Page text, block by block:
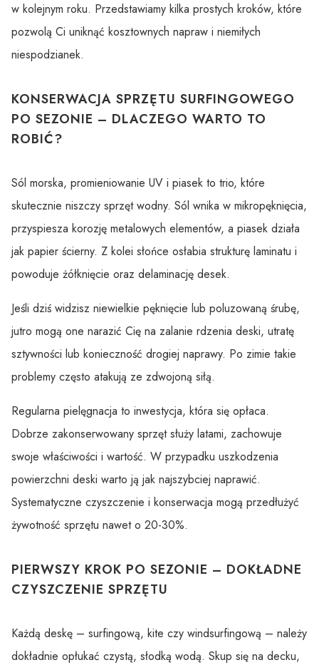
w kolejnym roku. Przedstawiamy kilka prostych kroków, które
pozwolą Ci uniknąć kosztownych napraw i niemiłych
niespodzianek.
KONSERWACJA SPRZĘTU SURFINGOWEGO
PO SEZONIE – DLACZEGO WARTO TO
ROBIĆ?
Sól morska, promieniowanie UV i piasek to trio, które
skutecznie niszczy sprzęt wodny. Sól wnika w mikropęknięcia,
przyspiesza korozję metalowych elementów, a piasek działa
jak papier ścierny. Z kolei słońce osłabia strukturę laminatu i
powoduje żółknięcie oraz delaminację desek.
Jeśli dziś widzisz niewielkie pęknięcie lub poluzowaną śrubę,
jutro mogą one narazić Cię na zalanie rdzenia deski, utratę
sztywności lub konieczność drogiej naprawy. Po zimie takie
problemy często atakują ze zdwojoną siłą.
Regularna pielęgnacja to inwestycja, która się opłaca.
Dobrze zakonserwowany sprzęt służy latami, zachowuje
swoje właściwości i wartość. W przypadku uszkodzenia
powierzchni deski warto ją jak najszybciej naprawić.
Systematyczne czyszczenie i konserwacja mogą przedłużyć
żywotność sprzętu nawet o 20-30%.
PIERWSZY KROK PO SEZONIE – DOKŁADNE
CZYSZCZENIE SPRZĘTU
Każdą deskę – surfingową, kite czy windsurfingową – należy
dokładnie opłukać czystą, słodką wodą. Skup się na decku,